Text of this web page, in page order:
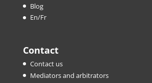
Blog
En/Fr
Contact
Contact us
Mediators and arbitrators